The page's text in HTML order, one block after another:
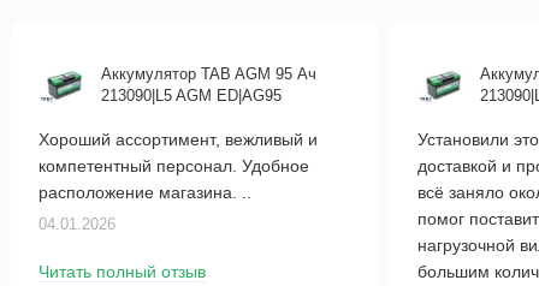
Аккумулятор TAB AGM 95 Ач
213090|L5 AGM ED|AG95
Хороший ассортимент, вежливый и
компетентный персонал. Удобное
расположение магазина. ..
04.01.2026
Читать полный отзыв
Установили
доставкой и
всё заняло
помог
нагрузочной
большим